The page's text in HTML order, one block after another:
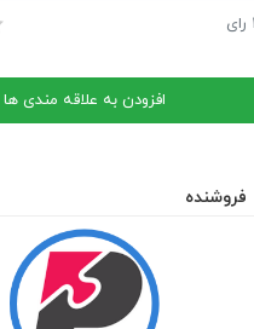
بعد من از شروین 1 رای
افزودن به علاقه مندی ها
فروشنده